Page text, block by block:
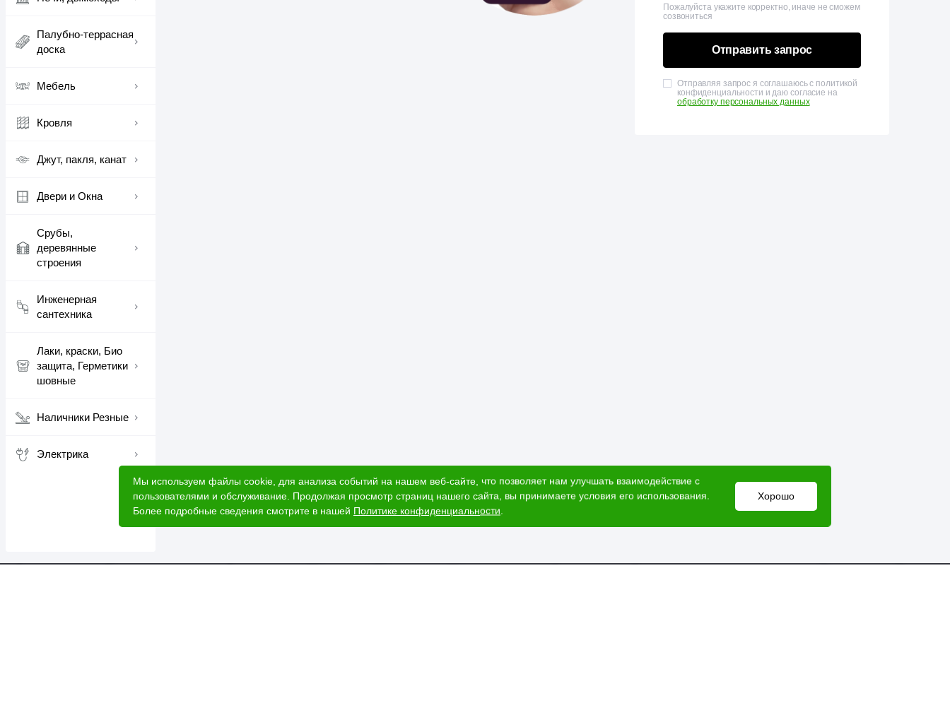
Палубно-террасная
доска
Мебель
Кровля
Джут, пакля, канат
Двери и Окна
Срубы,
деревянные
строения
Инженерная
сантехника
Лаки, краски, Био
защита, Герметики
шовные
Наличники Резные
Электрика
Пожалуйста укажите корректно, иначе не сможем
созвониться
Отправить запрос
Отправляя запрос я соглашаюсь с политикой
конфиденциальности и даю согласие на
обработку персональных данных
Мы используем файлы cookie, для анализа событий на нашем веб-сайте, что позволяет нам улучшать взаимодействие с
пользователями и обслуживание. Продолжая просмотр страниц нашего сайта, вы принимаете условия его использования.
Более подробные сведения смотрите в нашей Политике конфиденциальности.
Хорошо